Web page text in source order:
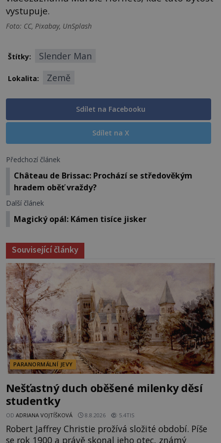
vystupuje.
Foto: CC, Pixabay, UnSplash
Štítky: Slender Man
Lokalita: Země
Sdílet na Facebooku
Sdílet na X
Předchozí článek
Château de Brissac: Prochází se středověkým
hradem oběť vraždy?
Další článek
Magický opál: Kámen tisíce jisker
Související články
PARANORMÁLNÍ JEVY
Nešťastný duch oběšené milenky děsí
studentky
OD ADRIANA VOJTÍŠKOVÁ 8.8.2026 5.4TIS
Robert Jaffrey Christie prožívá složité období. Píše
se rok 1900 a právě skonal jeho otec, známý